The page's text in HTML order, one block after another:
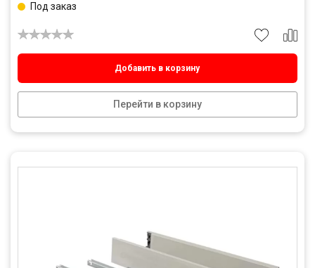
Добавить в корзину
Перейти в корзину
Под заказ